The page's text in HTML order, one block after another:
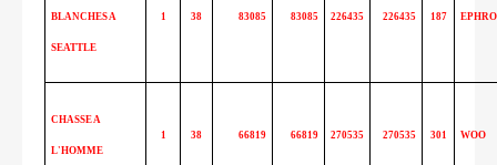
BLANCHES A
SEATTLE
1 38 83085 83085 226435 226435 187
CHASSE A
L'HOMME
1 38 66819 66819 270535 270535 301 WOO